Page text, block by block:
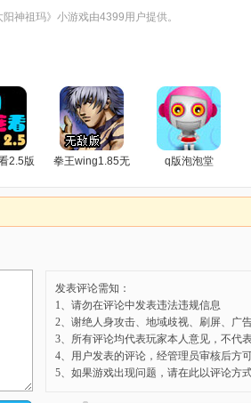
阳神祖玛》小游戏由4399用户提供。
2.5版
拳王wing1.85无
q版泡泡堂